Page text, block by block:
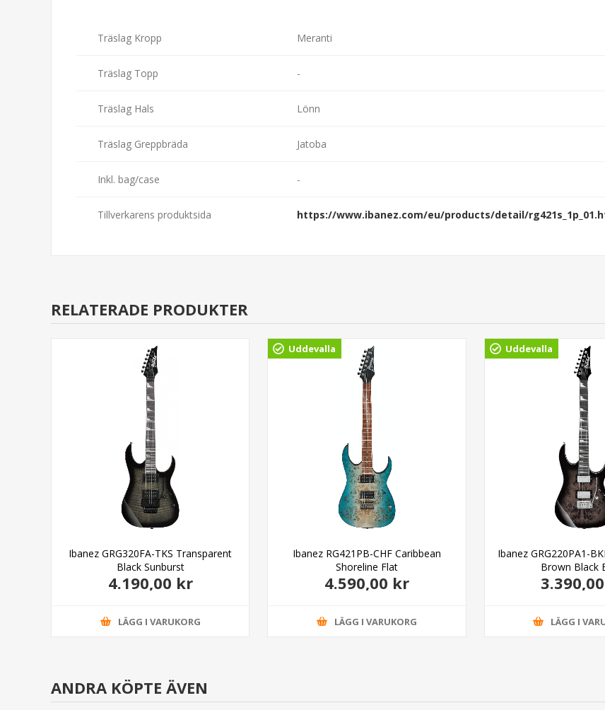
Träslag Kropp Meranti
Träslag Topp -
Träslag Hals Lönn
Träslag Greppbräda Jatoba
Inkl. bag/case -
Tillverkarens produktsida https://www.ibanez.com/eu/products/detail/
RELATERADE PRODUKTER
Ibanez GRG320FA-TKS Transparent
Black Sunburst
4.190,00 kr
LÄGG I VARUKORG
Uddevalla
Ibanez RG421PB-CHF Caribbean
Shoreline Flat
4.590,00 kr
LÄGG I VARUKORG
Uddevalla
Ibanez GRG220PA1-
Brown Black
LÄGG I
ANDRA KÖPTE ÄVEN